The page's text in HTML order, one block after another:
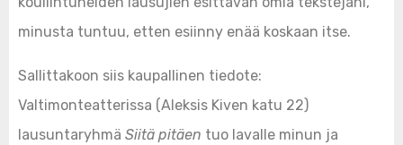
minusta tuntuu, etten esiinny enää koskaan itse.
Sallittakoon siis kaupallinen tiedote:
Valtimonteatterissa (Aleksis Kiven katu 22)
lausuntaryhmä Siitä pitäen tuo lavalle minun ja